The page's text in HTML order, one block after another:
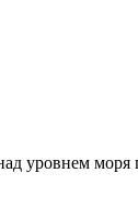
уровнем моря